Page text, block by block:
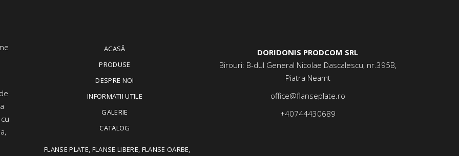
ACASĂ
PRODUSE
DESPRE NOI
INFORMATII UTILE
GALERIE
CATALOG
FLANSE PLATE, FLANSE LIBERE, FLANSE OARBE,
DORIDONIS PRODCOM SRL
Birouri: B-dul General Nicolae Dascalescu, nr.395B,
Piatra Neamt
office@flanseplate.ro
+40744430689